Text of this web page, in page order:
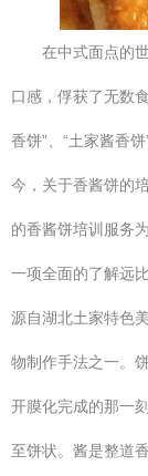
在中式面点的
口感，俘获了无数
香饼”、“土家酱香
今，关于香酱饼的
的香酱饼培训服务
一项全面的了解远
源自湖北土家特色
物制作手法之一。
开膜化完成的那一
至饼状。酱是整道